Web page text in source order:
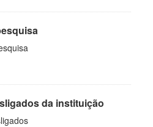
da instituição